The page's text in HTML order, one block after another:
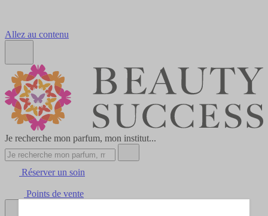
Allez au contenu
Je recherche mon parfum, mon institut...
Réserver un soin
Points de vente